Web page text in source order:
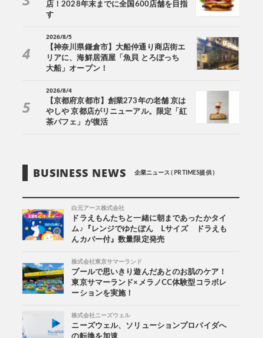
店！2028年末までに全国600店舗を目指
す
2026/8/5
【神奈川県鎌倉市】大船仲通り商店街エ
リアに、海鮮居酒屋「魚貝 とろぼっち
大船」オープン！
2026/8/4
【京都府京都市】創業273年の老舗 京は
やしや 京都店がリニューアル。限定「紅
茶パフェ」が復活
BUSINESS NEWS 企業ニュース ( PR TIMES提供 )
白元アース株式会社
ドラえもんたちと一緒に朝まであったかタイ
ム♪『レンジでゆたぽん Lサイズ ドラえも
んカバー付』数量限定発売
株式会社東京サマーランド
プールで思いきり遊んだあとのお肌のケア！
東京サマーランド×メラノCC体験型コラボレ
ーションを実施！
株式会社ニーズウェル
ニーズウェル、ソリューションプロバイダへ